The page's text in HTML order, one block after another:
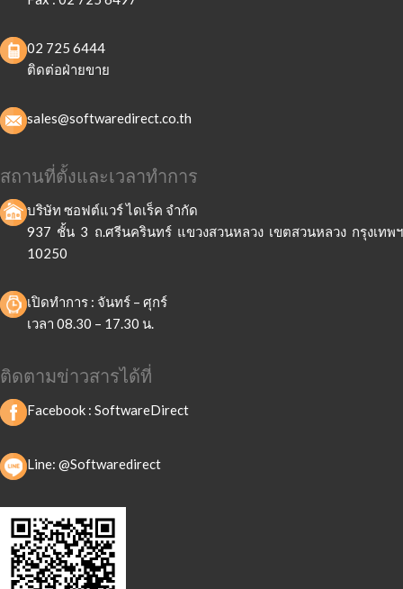
02 725 6444
ติดต่อฝ่ายขาย
sales@softwaredirect.co.th
สถานที่ตั้งและเวลาทำการ
บริษัท ซอฟต์แวร์ ไดเร็ค จำกัด
937 ชั้น 3 ถ.ศรีนครินทร์ แขวงสวนหลวง เขตสวนหลวง กรุงเทพฯ
10250
เปิดทำการ : จันทร์ – ศุกร์
เวลา 08.30 – 17.30 น.
ติดตามข่าวสารได้ที่
Facebook : SoftwareDirect
Line: @Softwaredirect